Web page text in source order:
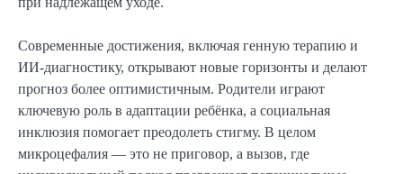
Современные достижения, включая генную терапию и
ИИ-диагностику, открывают новые горизонты и делают
прогноз более оптимистичным. Родители играют
ключевую роль в адаптации ребёнка, а социальная
инклюзия помогает преодолеть стигму. В целом
микроцефалия — это не приговор, а вызов, где